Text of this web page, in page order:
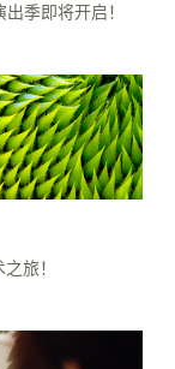
季即将开启！
旅！